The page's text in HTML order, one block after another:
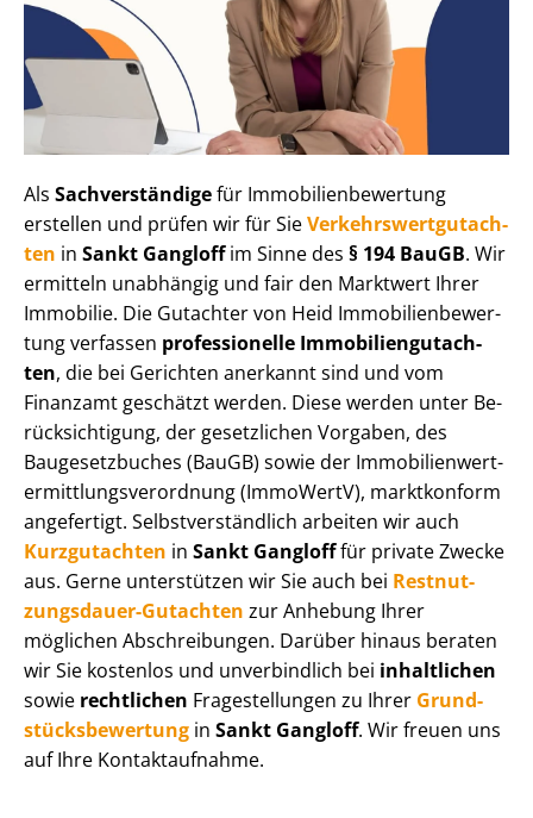
Als Sachverständigefür Im­mo­bi­li­en­be­wer­tung
erstellen und prüfen wir für SieVer­kehrs­wert­gut­ach­
ten in Sankt Gangloffim Sinne des § 194 BauGB. Wir
ermitteln unabhängig und fair den Marktwert Ihrer
Immobilie. Die Gutachter von Heid Im­mo­bi­li­en­be­wer­
tung verfassen professionelle Im­mo­bi­li­en­gut­ach­
ten, die bei Gerichten anerkannt sind und vom
Finanzamt geschätzt werden. Diese werden unter Be­
rück­sich­ti­gung, der gesetzlichen Vorgaben, des
Baugesetzbuches (BauGB) sowie der Im­mo­bi­li­en­wert­
ermitt­lungs­ver­ord­nung (ImmoWertV), marktkonform
angefertigt. Selbst­ver­ständ­lich arbeiten wir auch
Kurzgutachten in Sankt Ganglofffür private Zwecke
aus. Gerne unterstützen wir Sie auch bei Rest­nut­
zungs­dau­er-Gutachten zur Anhebung Ihrer
möglichen Abschreibungen. Darüber hinaus beraten
wir Sie kostenlos und unverbindlich bei inhaltlichen
sowie rechtlichen Fragestellungen zu Ihrer Grund­
stücks­be­wer­tung in Sankt Gangloff. Wir freuen uns
auf Ihre Kontaktaufnahme.